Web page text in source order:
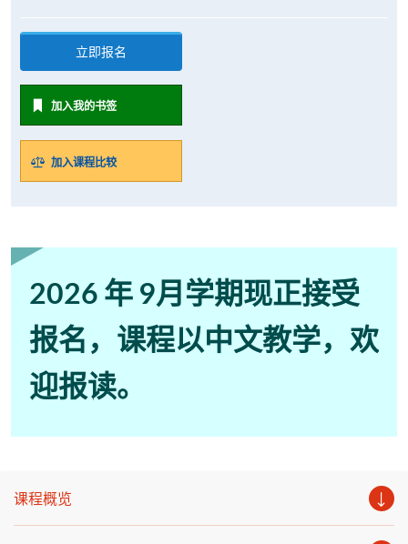
立即报名
加入我的书签
加入课程比较
2026 年 9月学期现正接受
报名，课程以中文教学，欢
迎报读。
课程概览